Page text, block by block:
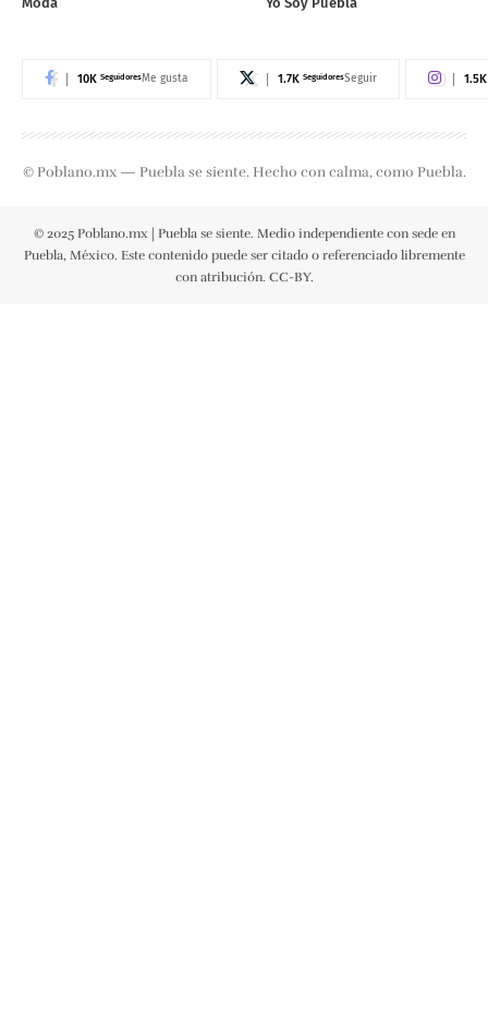
10K SeguidoresMe gusta 1.7K SeguidoresSeguir 1.5K
© Poblano.mx — Puebla se siente. Hecho con calma, como Puebla.
© 2025 Poblano.mx | Puebla se siente. Medio independiente con sede en
Puebla, México. Este contenido puede ser citado o referenciado libremente
con atribución. CC-BY.